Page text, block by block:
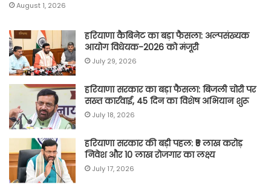
August 1, 2026
हरियाणा कैबिनेट का बड़ा फैसला: अल्पसंख्यक
आयोग विधेयक-2026 को मंजूरी
July 29, 2026
हरियाणा सरकार का बड़ा फैसला: बिजली चोरी पर
सख्त कार्रवाई, 45 दिन का विशेष अभियान शुरू
July 18, 2026
हरियाणा सरकार की बड़ी पहल: ₹5 लाख करोड़
निवेश और 10 लाख रोजगार का लक्ष्य
July 17, 2026